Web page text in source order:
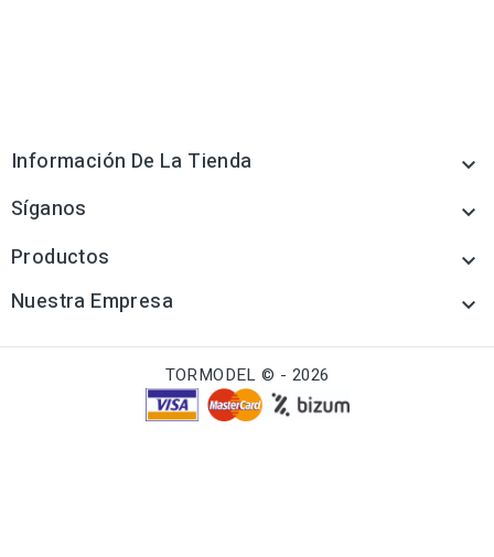
Información De La Tienda 
Síganos 
Productos 
Nuestra Empresa 
TORMODEL © - 2026